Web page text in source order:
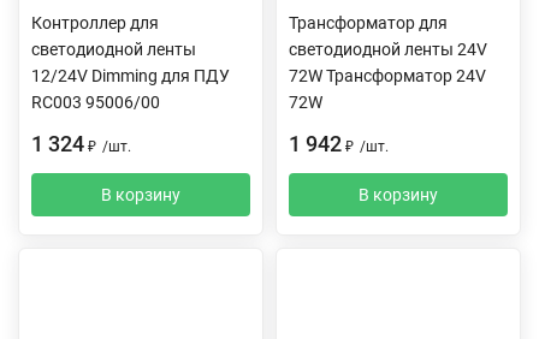
Контроллер для
светодиодной ленты
12/24V Dimming для ПДУ
RC003 95006/00
1 324 ₽ /шт.
В корзину
Трансформатор для
светодиодной ленты 24V
72W Трансформатор 24V
72W
1 942 ₽ /шт.
В корзину